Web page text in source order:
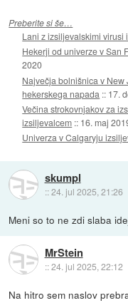
Preberite si še…
Lani z izsiljevalskimi virusi
Hekerji od univerze v San
2020
Največja bolnišnica v
hekerskega napada :: 17.
Večina strokovnjakov za
izsiljevalcem :: 16. maj
Univerza v Calgaryju
skumpl
::24. jul 2025, 21:26
Meni so to ne zdi slaba
MrStein
::24. jul 2025, 22:12
Na hitro sem naslov